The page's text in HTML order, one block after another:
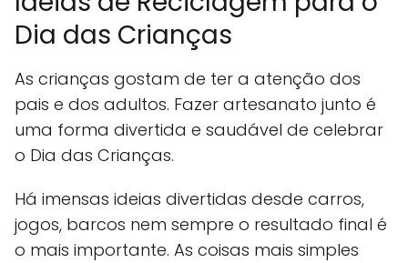
Dia das Crianças
As crianças gostam de ter a atenção dos
pais e dos adultos. Fazer artesanato junto é
uma forma divertida e saudável de celebrar
o Dia das Crianças.
Há imensas ideias divertidas desde carros,
jogos, barcos nem sempre o resultado final é
o mais importante. As coisas mais simples